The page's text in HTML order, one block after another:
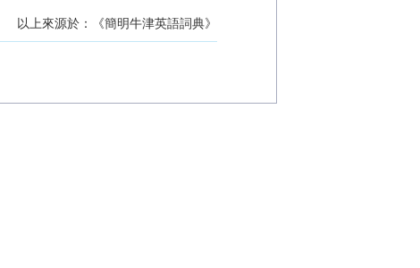
以上來源於：《簡明牛津英語詞典》